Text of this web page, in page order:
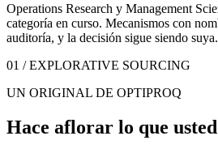
Operations Research y Management
categoría en curso. Mecanismos con
auditoría, y la decisión sigue siendo suya.
01 / EXPLORATIVE SOURCING
UN ORIGINAL DE OPTIPROQ
Hace aflorar lo que usted